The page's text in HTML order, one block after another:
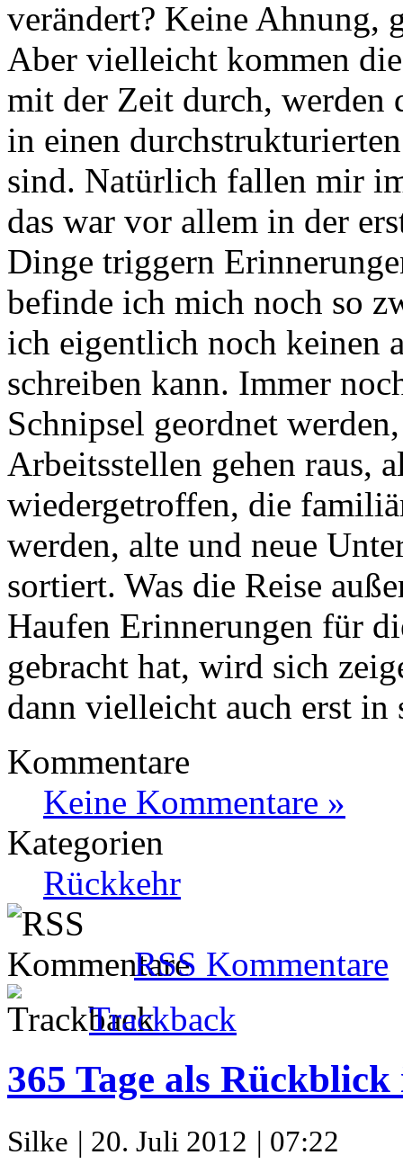
verändert? Keine Ahnung,
Aber vielleicht kommen
mit der Zeit durch,
in einen
sind. Natürlich fallen mir
das war vor allem in der
Dinge triggern
befinde ich mich noch so
ich eigentlich noch keinen
schreiben kann. Immer
Schnipsel geordnet
Arbeitsstellen gehen raus,
wiedergetroffen, die
werden, alte und neue
sortiert. Was die Reise
Haufen Erinnerungen für
gebracht hat, wird sich
dann vielleicht auch erst in
Kommentare
Keine Kommentare »
Kategorien
Rückkehr
RSS Kommentare
Trackback
365 Tage als
Silke | 20. Juli 2012 | 07:22